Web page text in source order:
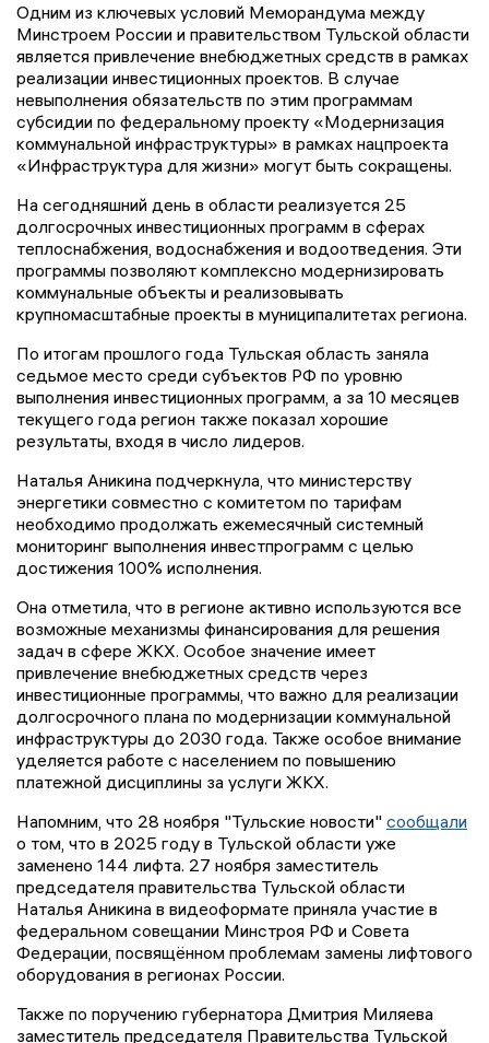
Одним из ключевых условий Меморандума между
Минстроем России и правительством Тульской области
является привлечение внебюджетных средств в рамках
реализации инвестиционных проектов. В случае
невыполнения обязательств по этим программам
субсидии по федеральному проекту «Модернизация
коммунальной инфраструктуры» в рамках нацпроекта
«Инфраструктура для жизни» могут быть сокращены.
На сегодняшний день в области реализуется 25
долгосрочных инвестиционных программ в сферах
теплоснабжения, водоснабжения и водоотведения. Эти
программы позволяют комплексно модернизировать
коммунальные объекты и реализовывать
крупномасштабные проекты в муниципалитетах региона.
По итогам прошлого года Тульская область заняла
седьмое место среди субъектов РФ по уровню
выполнения инвестиционных программ, а за 10 месяцев
текущего года регион также показал хорошие
результаты, входя в число лидеров.
Наталья Аникина подчеркнула, что министерству
энергетики совместно с комитетом по тарифам
необходимо продолжать ежемесячный системный
мониторинг выполнения инвестпрограмм с целью
достижения 100% исполнения.
Она отметила, что в регионе активно используются все
возможные механизмы финансирования для решения
задач в сфере ЖКХ. Особое значение имеет
привлечение внебюджетных средств через
инвестиционные программы, что важно для реализации
долгосрочного плана по модернизации коммунальной
инфраструктуры до 2030 года. Также особое внимание
уделяется работе с населением по повышению
платежной дисциплины за услуги ЖКХ.
Напомним, что 28 ноября "Тульские новости" сообщали
о том, что в 2025 году в Тульской области уже
заменено 144 лифта. 27 ноября заместитель
председателя правительства Тульской области
Наталья Аникина в видеоформате приняла участие в
федеральном совещании Минстроя РФ и Совета
Федерации, посвящённом проблемам замены лифтового
оборудования в регионах России.
Также по поручению губернатора Дмитрия Миляева
заместитель председателя Правительства Тульской